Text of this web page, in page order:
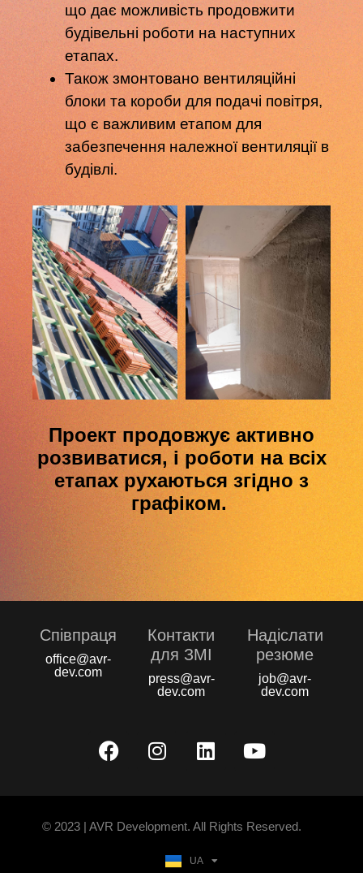
що дає можливість продовжити
будівельні роботи на наступних
етапах.
Також змонтовано вентиляційні
блоки та короби для подачі повітря,
що є важливим етапом для
забезпечення належної вентиляції в
будівлі.
Проект продовжує активно
розвиватися, і роботи на всіх
етапах рухаються згідно з
графіком.
Співпраця
office@avr-
dev.com
Контакти
для ЗМІ
press@avr-
dev.com
Надіслати
резюме
job@avr-
dev.com
© 2023 | AVR Development. All Rights Reserved.
UA
EN